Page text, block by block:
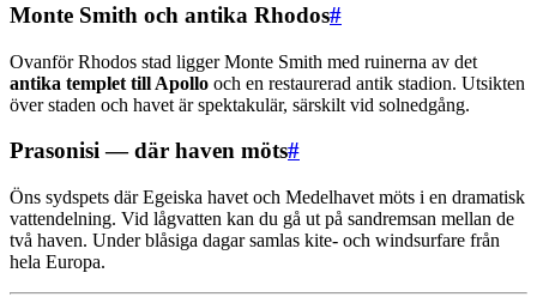
Monte Smith och antika Rhodos#
Ovanför Rhodos stad ligger Monte Smith med ruinerna av det
antika templet till Apollo och en restaurerad antik stadion. Utsikten
över staden och havet är spektakulär, särskilt vid solnedgång.
Prasonisi — där haven möts#
Öns sydspets där Egeiska havet och Medelhavet möts i en dramatisk
vattendelning. Vid lågvatten kan du gå ut på sandremsan mellan de
två haven. Under blåsiga dagar samlas kite- och windsurfare från
hela Europa.